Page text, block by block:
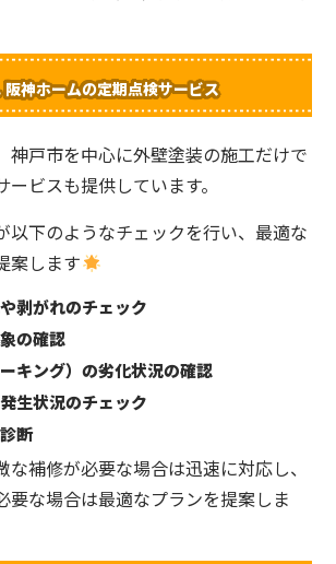
阪神ホームの定期点検サービス
神戸市を中心に外壁塗装の施工だけで
ビスも提供しています。
以下のようなチェックを行い、最適な
案します
剥がれのチェック
の確認
キング）の劣化状況の確認
生状況のチェック
断
な補修が必要な場合は迅速に対応し、
要な場合は最適なプランを提案しま